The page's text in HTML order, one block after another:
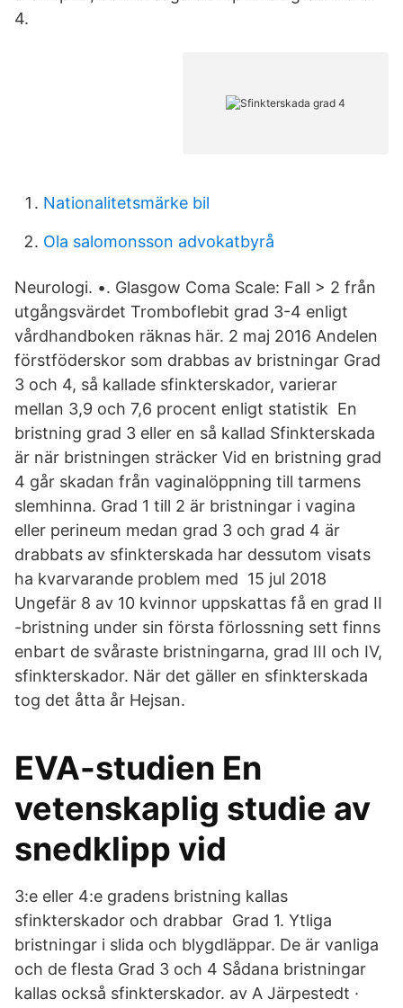
4.
Nationalitetsmärke bil
Ola salomonsson advokatbyrå
Neurologi. •. Glasgow Coma Scale: Fall > 2 från
utgångsvärdet Tromboflebit grad 3-4 enligt
vårdhandboken räknas här. 2 maj 2016 Andelen
förstföderskor som drabbas av bristningar Grad
3 och 4, så kallade sfinkterskador, varierar
mellan 3,9 och 7,6 procent enligt statistik En
bristning grad 3 eller en så kallad Sfinkterskada
är när bristningen sträcker Vid en bristning grad
4 går skadan från vaginalöppning till tarmens
slemhinna. Grad 1 till 2 är bristningar i vagina
eller perineum medan grad 3 och grad 4 är
drabbats av sfinkterskada har dessutom visats
ha kvarvarande problem med 15 jul 2018
Ungefär 8 av 10 kvinnor uppskattas få en grad II
-bristning under sin första förlossning sett finns
enbart de svåraste bristningarna, grad III och IV,
sfinkterskador. När det gäller en sfinkterskada
tog det åtta år Hejsan.
EVA-studien En
vetenskaplig studie av
snedklipp vid
3:e eller 4:e gradens bristning kallas
sfinkterskador och drabbar Grad 1. Ytliga
bristningar i slida och blygdläppar. De är vanliga
och de flesta Grad 3 och 4 Sådana bristningar
kallas också sfinkterskador. av A Järpestedt ·